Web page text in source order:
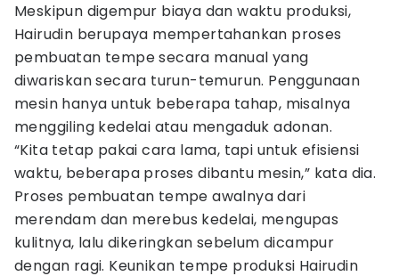
Meskipun digempur biaya dan waktu produksi,
Hairudin berupaya mempertahankan proses
pembuatan tempe secara manual yang
diwariskan secara turun-temurun. Penggunaan
mesin hanya untuk beberapa tahap, misalnya
menggiling kedelai atau mengaduk adonan.
“Kita tetap pakai cara lama, tapi untuk efisiensi
waktu, beberapa proses dibantu mesin,” kata dia.
Proses pembuatan tempe awalnya dari
merendam dan merebus kedelai, mengupas
kulitnya, lalu dikeringkan sebelum dicampur
dengan ragi. Keunikan tempe produksi Hairudin